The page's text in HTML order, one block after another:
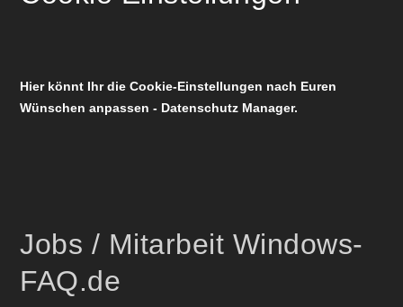
Hier könnt Ihr die Cookie-Einstellungen nach Euren
Wünschen anpassen - Datenschutz Manager.
Jobs / Mitarbeit Windows-
FAQ.de